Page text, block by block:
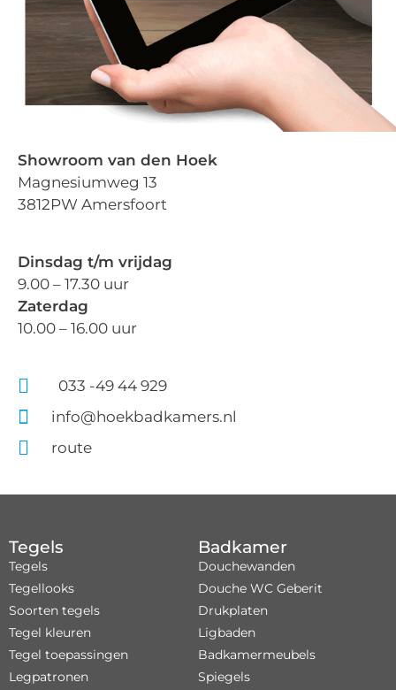
Showroom van den Hoek
Magnesiumweg 13
3812PW Amersfoort
Dinsdag t/m vrijdag
9.00 – 17.30 uur
Zaterdag
10.00 – 16.00 uur
033 -49 44 929
info@hoekbadkamers.nl
route
Tegels
Tegels
Tegellooks
Soorten tegels
Tegel kleuren
Tegel toepassingen
Legpatronen
Badkamer
Douchewanden
Douche WC Geberit
Drukplaten
Ligbaden
Badkamermeubels
Spiegels